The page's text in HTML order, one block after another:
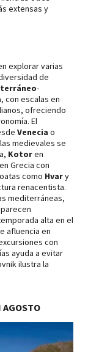
extensas y
explorar varias
de
-
, con escalas en
ofreciendo
El
Venecia o
medievales se
Kotoren
en Grecia con
como Hvary
renacentista.
mediterráneas,
alta en el
afluencia en
con
ayuda a evitar
ilustra la
AGOSTO